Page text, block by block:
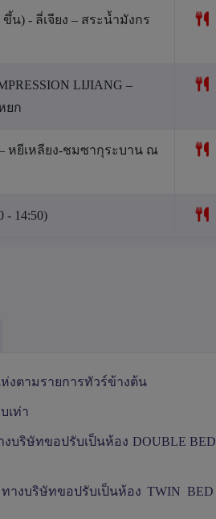
น) - ลี่เจียง – สระน้ำมังกร
LIJIANG –
ยก
หยีเหลียง-ชมซากุระบาน ณ
14:50)
งตามรายการทัวร์ข้างต้น
เท่า
งบริษัทขอปรับเป็นห้อง DOUBLE BED
างบริษัทขอปรับเป็นห้องTWIN BED